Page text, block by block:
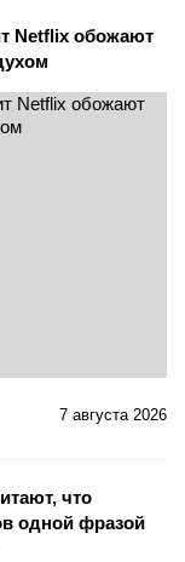
Netflix обожают
7 августа 2026
что
одной фразой